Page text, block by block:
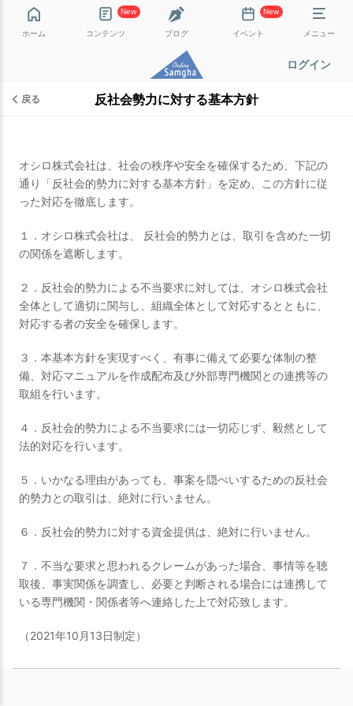
ホーム
New
コンテンツ ブログ
New
イベント メニュー
ログイン
戻る 反社会勢力に対する基本方針
オシロ株式会社は、社会の秩序や安全を確保するため、下記の
通り「反社会的勢力に対する基本方針」を定め、この方針に従
った対応を徹底します。
１．オシロ株式会社は、 反社会的勢力とは、取引を含めた一切
の関係を遮断します。
２．反社会的勢力による不当要求に対しては、オシロ株式会社
全体として適切に関与し、組織全体として対応するとともに、
対応する者の安全を確保します。
３．本基本方針を実現すべく、有事に備えて必要な体制の整
備、対応マニュアルを作成配布及び外部専門機関との連携等の
取組を行います。
４．反社会的勢力による不当要求には一切応じず、毅然として
法的対応を行います。
５．いかなる理由があっても、事案を隠ぺいするための反社会
的勢力との取引は、絶対に行いません。
６．反社会的勢力に対する資金提供は、絶対に行いません。
７．不当な要求と思われるクレームがあった場合、事情等を聴
取後、事実関係を調査し、必要と判断される場合には連携して
いる専門機関・関係者等へ連絡した上で対応致します。
（2021年10月13日制定）